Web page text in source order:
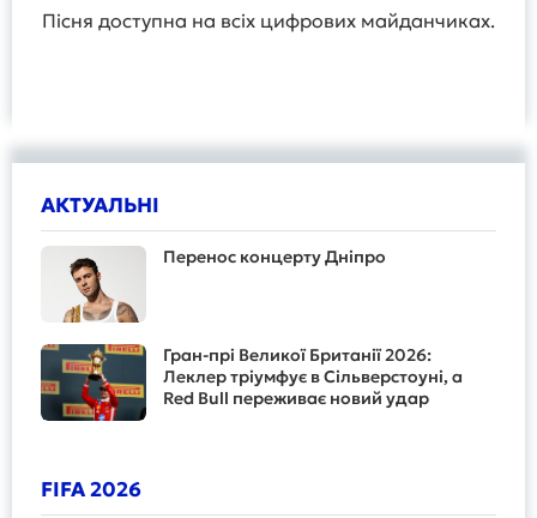
Пісня доступна на всіх цифрових майданчиках.
АКТУАЛЬНІ
Перенос концерту Дніпро
Гран-прі Великої Британії 2026:
Леклер тріумфує в Сільверстоуні, а
Red Bull переживає новий удар
FIFA 2026